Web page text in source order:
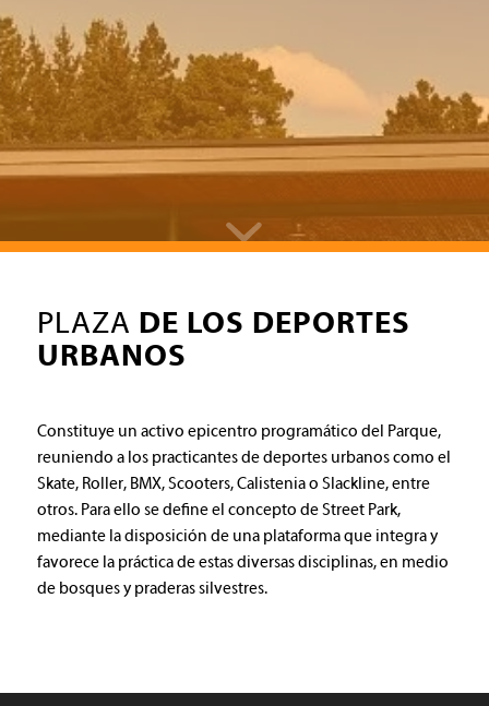
PLAZA DE LOS DEPORTES
URBANOS
Constituye un activo epicentro programático del Parque,
reuniendo a los practicantes de deportes urbanos como el
Skate, Roller, BMX, Scooters, Calistenia o Slackline, entre
otros. Para ello se define el concepto de Street Park,
mediante la disposición de una plataforma que integra y
favorece la práctica de estas diversas disciplinas, en medio
de bosques y praderas silvestres.